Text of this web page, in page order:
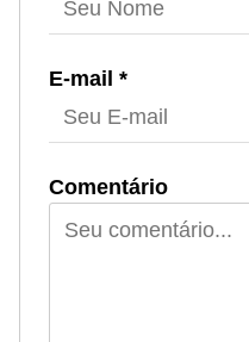
E-mail *
Comentário